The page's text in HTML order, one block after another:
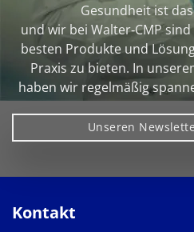
Gesundheit ist
und wir bei Walter‑CMP
besten Produkte und
Praxis zu bieten. In
haben wir regelmäßig
Unseren
Kontakt